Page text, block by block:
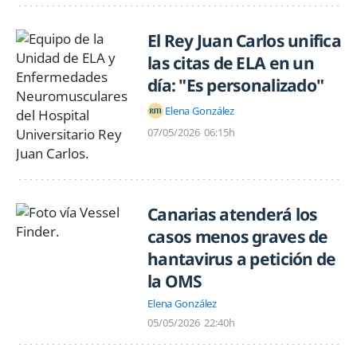
El Rey Juan Carlos unifica
las citas de ELA en un
día: "Es personalizado"
Elena González
07/05/2026 06:15h
Canarias atenderá los
casos menos graves de
hantavirus a petición de
la OMS
Elena González
05/05/2026 22:40h